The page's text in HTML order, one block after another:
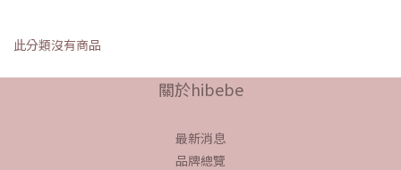
此分類沒有商品
關於hibebe
最新消息
品牌總覽